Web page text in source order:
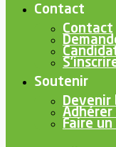
Contact
Contact
Soutenir
Devenir
Adhérer
Faire un